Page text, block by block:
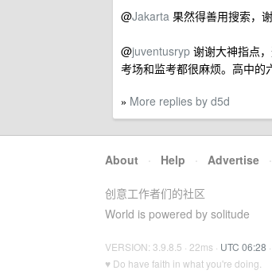
@Jakarta 果然得善用搜索，
@juventusryp 谢谢大神指点
考场和监考都很麻烦。高中的
» More replies by d5d
About · Help · Advertise ·
创意工作者们的社区
World is powered by solitude
VERSION: 3.9.8.5 · 22ms · UTC 06:28 ·
♥ Do have faith in what you're doing.